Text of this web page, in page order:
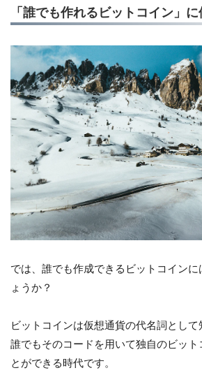
「誰でも作れるビットコイン」
では、誰でも作成できるビットコインに
ょうか？
ビットコインは仮想通貨の代名詞として
誰でもそのコードを用いて独自のビット
とができる時代です。